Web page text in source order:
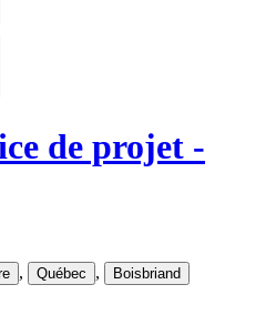
de projet -
, Québec , Boisbriand